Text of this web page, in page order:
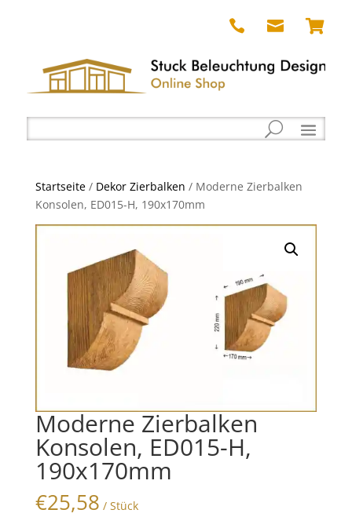
  
Startseite/ Dekor Zierbalken / Moderne Zierbalken
Konsolen, ED015-H, 190x170mm
Moderne Zierbalken
Konsolen, ED015-H,
190x170mm
€25,58 / Stück